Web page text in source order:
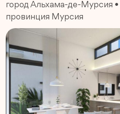
город Альхама-де-Мурсия •
провинция Мурсия